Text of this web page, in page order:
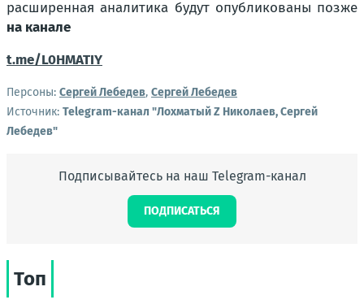
расширенная аналитика будут опубликованы позже
на канале
t.me/L0HMATIY
Персоны: Сергей Лебедев, Сергей Лебедев
Источник: Telegram-канал "Лохматый Z Николаев, Сергей
Лебедев"
Подписывайтесь на наш Telegram-канал
ПОДПИСАТЬСЯ
Топ